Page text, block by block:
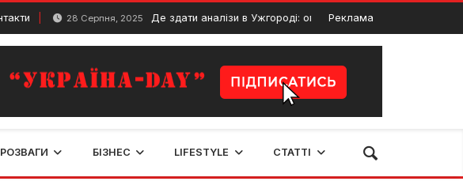
28 Серпня, 2025 Де здати аналізи в Ужгороді: огляд медичних лабораторій та центрів
Реклама
РОЗВАГИ БІЗНЕС LIFESTYLE СТАТТІ